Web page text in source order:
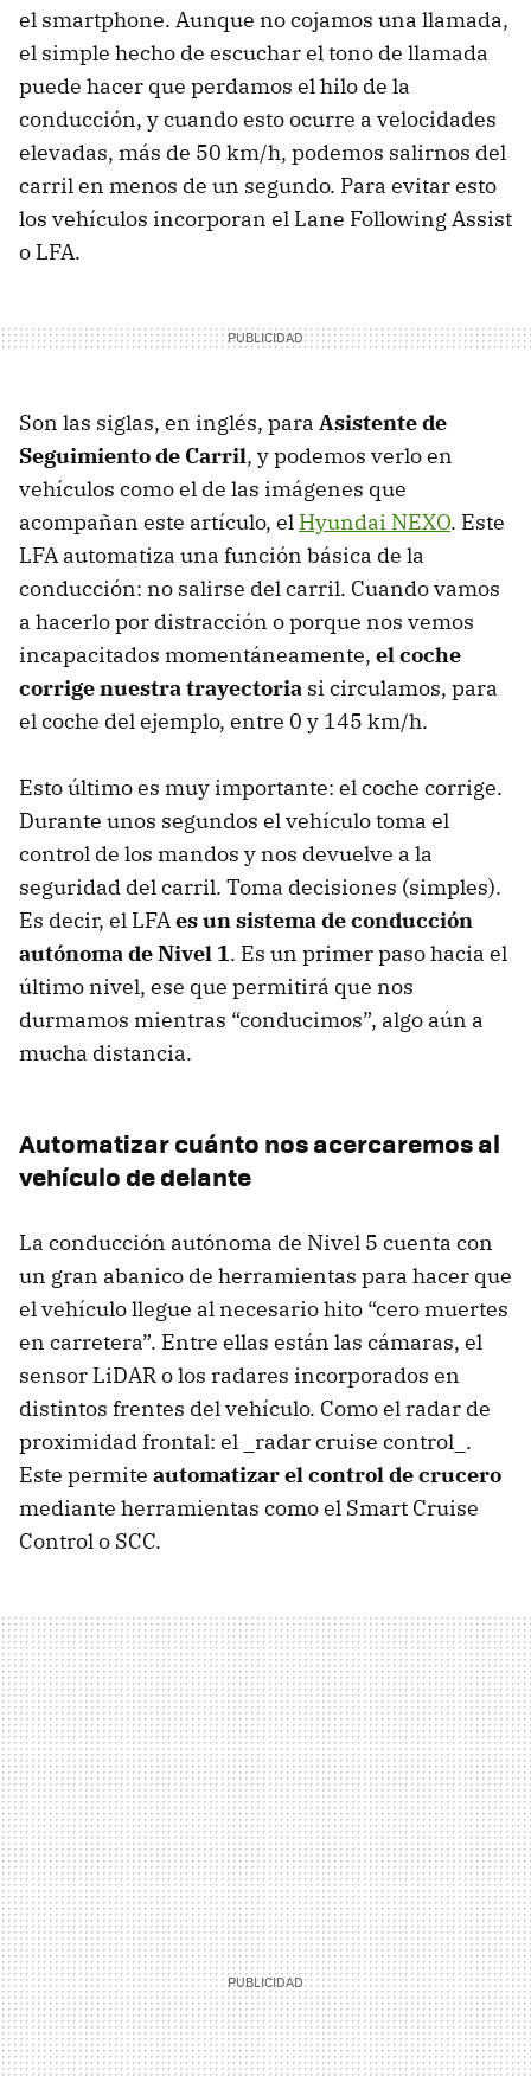
el smartphone. Aunque no cojamos una llamada,
el simple hecho de escuchar el tono de llamada
puede hacer que perdamos el hilo de la
conducción, y cuando esto ocurre a velocidades
elevadas, más de 50 km/h, podemos salirnos del
carril en menos de un segundo. Para evitar esto
los vehículos incorporan el Lane Following Assist
o LFA.
Son las siglas, en inglés, para Asistente de
Seguimiento de Carril, y podemos verlo en
vehículos como el de las imágenes que
acompañan este artículo, el Hyundai NEXO. Este
LFA automatiza una función básica de la
conducción: no salirse del carril. Cuando vamos
a hacerlo por distracción o porque nos vemos
incapacitados momentáneamente, el coche
corrige nuestra trayectoria si circulamos, para
el coche del ejemplo, entre 0 y 145 km/h.
Esto último es muy importante: el coche corrige.
Durante unos segundos el vehículo toma el
control de los mandos y nos devuelve a la
seguridad del carril. Toma decisiones (simples).
Es decir, el LFAes un sistema de conducción
autónoma de Nivel 1. Es un primer paso hacia el
último nivel, ese que permitirá que nos
durmamos mientras “conducimos”, algo aún a
mucha distancia.
Automatizar cuánto nos acercaremos al
vehículo de delante
La conducción autónoma de Nivel 5 cuenta con
un gran abanico de herramientas para hacer que
el vehículo llegue al necesario hito “cero muertes
en carretera”. Entre ellas están las cámaras, el
sensor LiDAR o los radares incorporados en
distintos frentes del vehículo. Como el radar de
proximidad frontal: el _radar cruise control_.
Este permite automatizar el control de crucero
mediante herramientas como el Smart Cruise
Control o SCC.